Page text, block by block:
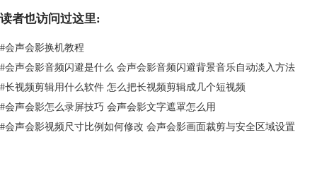
读者也访问过这里:
#会声会影换机教程
#会声会影音频闪避是什么 会声会影音频闪避背景音乐自动淡入方法
#长视频剪辑用什么软件 怎么把长视频剪辑成几个短视频
#会声会影怎么录屏技巧 会声会影文字遮罩怎么用
#会声会影视频尺寸比例如何修改 会声会影画面裁剪与安全区域设置